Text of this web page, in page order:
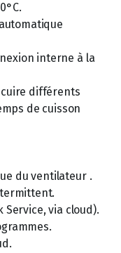
interne à la
cuire différents
de cuisson
du ventilateur .
Service, via cloud).